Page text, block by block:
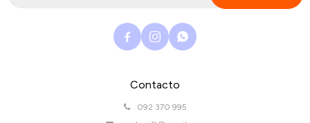
Contacto
092 370 995
  